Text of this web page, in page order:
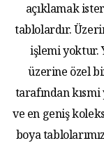
açıklamak
tablolardır.
işlemi yoktur.
üzerine özel
tarafından
ve en geniş
boya